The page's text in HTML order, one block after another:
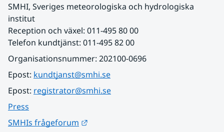
SMHI, Sveriges meteorologiska och hydrologiska
institut
Reception och växel: 011-495 80 00
Telefon kundtjänst: 011-495 82 00
Organisationsnummer: 202100-0696
Epost: kundtjanst@smhi.se
Epost: registrator@smhi.se
Press
SMHIs frågeforum